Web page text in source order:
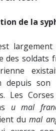
de la
des soldats
depuis
Les
u mal
dumal